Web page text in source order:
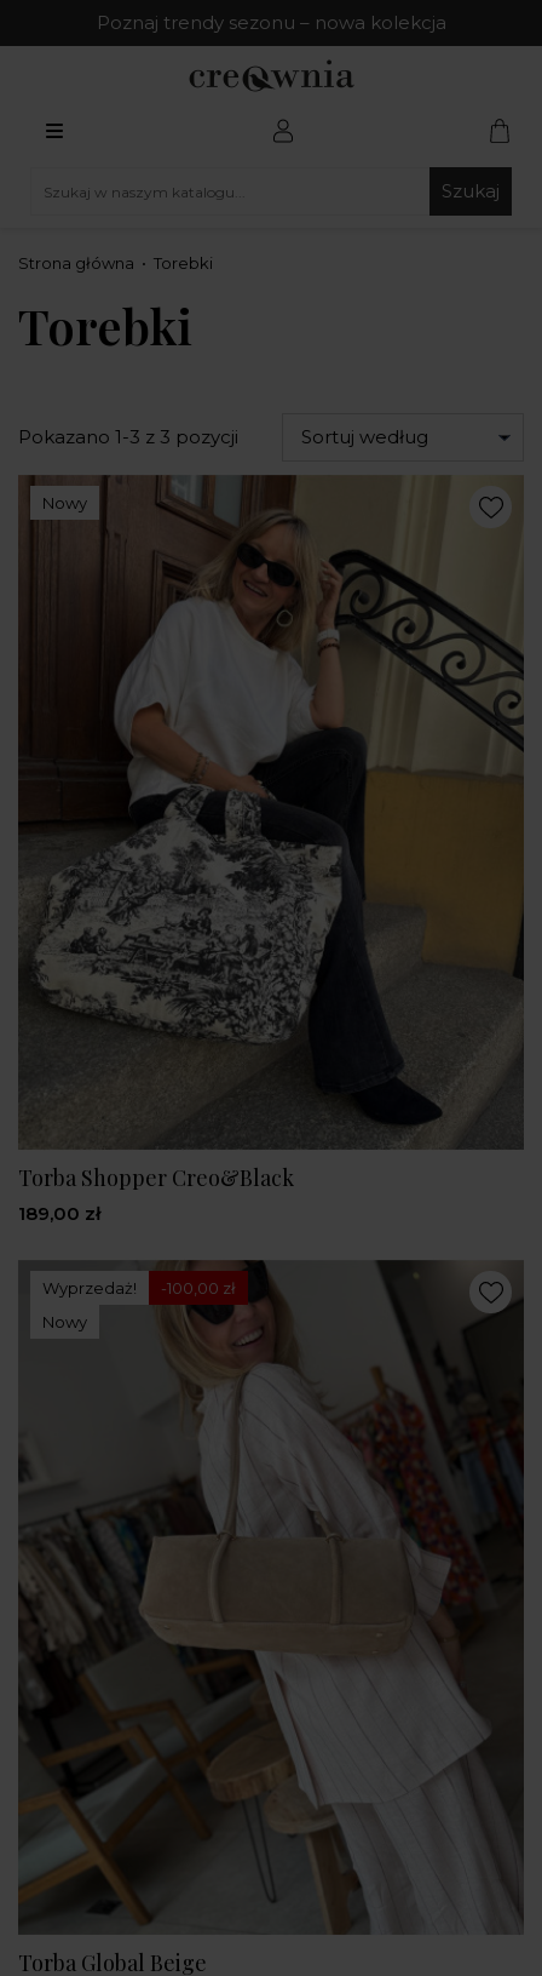
Poznaj trendy sezonu – nowa kolekcja
Szukaj
Strona główna Torebki
Torebki
Pokazano 1-3 z 3 pozycji Sortuj według
Nowy
Torba Shopper Creo&Black
189,00 zł
Wyprzedaż!
-100,00 zł
Nowy
Torba Global Beige